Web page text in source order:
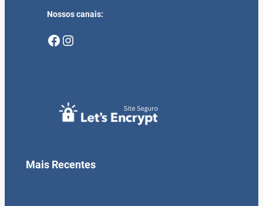
Nossos canais:
Facebook Instagram
Mais Recentes